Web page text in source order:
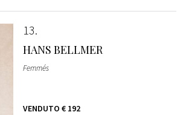
13
HANS BELLMER
Femmés
VENDUTO € 192